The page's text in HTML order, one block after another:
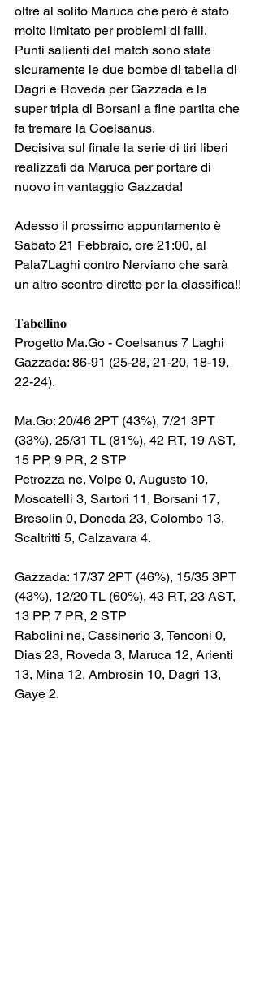
oltre al solito Maruca che però è stato
molto limitato per problemi di falli.
Punti salienti del match sono state
sicuramente le due bombe di tabella di
Dagri e Roveda per Gazzada e la
super tripla di Borsani a fine partita che
fa tremare la Coelsanus.
Decisiva sul finale la serie di tiri liberi
realizzati da Maruca per portare di
nuovo in vantaggio Gazzada!
Adesso il prossimo appuntamento è
Sabato 21 Febbraio, ore 21:00, al
Pala7Laghi contro Nerviano che sarà
un altro scontro diretto per la classifica!!
𝐓𝐚𝐛𝐞𝐥𝐥𝐢𝐧𝐨
Progetto Ma.Go - Coelsanus 7 Laghi
Gazzada: 86-91 (25-28, 21-20, 18-19,
22-24).
Ma.Go: 20/46 2PT (43%), 7/21 3PT
(33%), 25/31 TL (81%), 42 RT, 19 AST,
15 PP, 9 PR, 2 STP
Petrozza ne, Volpe 0, Augusto 10,
Moscatelli 3, Sartori 11, Borsani 17,
Bresolin 0, Doneda 23, Colombo 13,
Scaltritti 5, Calzavara 4.
Gazzada: 17/37 2PT (46%), 15/35 3PT
(43%), 12/20 TL (60%), 43 RT, 23 AST,
13 PP, 7 PR, 2 STP
Rabolini ne, Cassinerio 3, Tenconi 0,
Dias 23, Roveda 3, Maruca 12, Arienti
13, Mina 12, Ambrosin 10, Dagri 13,
Gaye 2.